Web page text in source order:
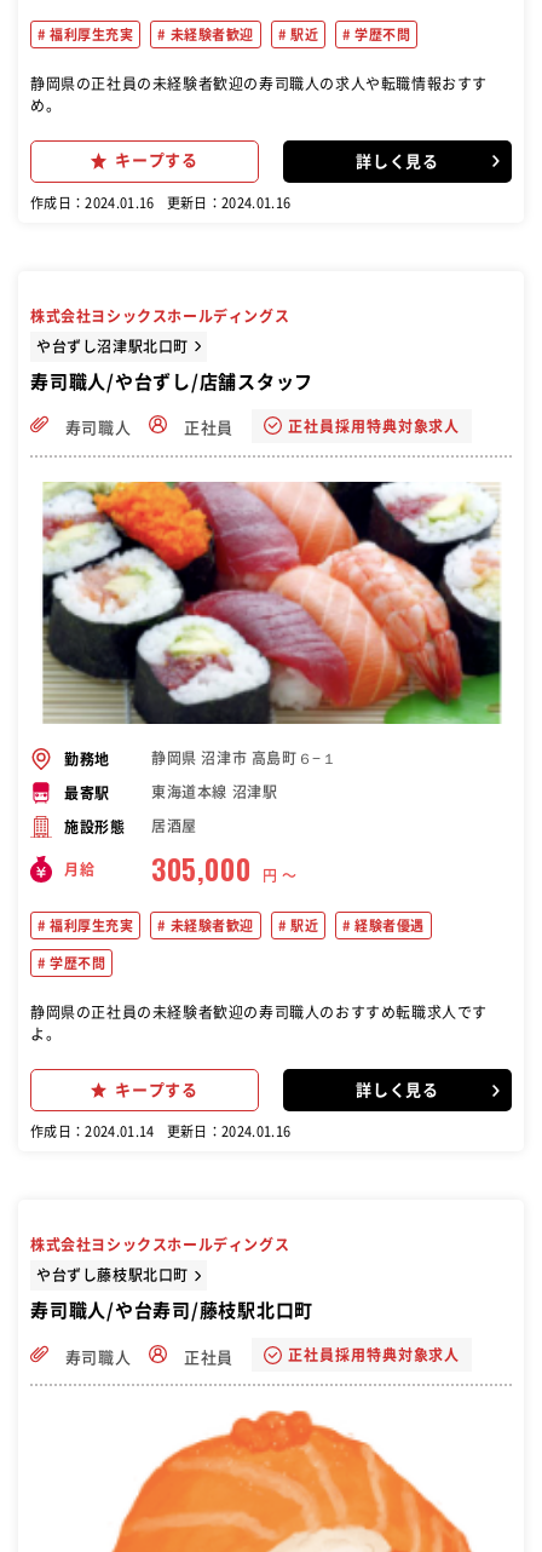
福利厚生充実 未経験者歓迎 駅近 学歴不問
静岡県の正社員の未経験者歓迎の寿司職人の求人や転職情報おすす
め。
キープする 詳しく見る
作成日：2024.01.16 更新日：2024.01.16
株式会社ヨシックスホールディングス
や台ずし沼津駅北口町
寿司職人/や台ずし/店舗スタッフ
寿司職人 正社員 正社員採用特典対象求人
勤務地 静岡県 沼津市 高島町６−１
最寄駅 東海道本線 沼津駅
施設形態 居酒屋
月給 305,000 円 〜
福利厚生充実 未経験者歓迎 駅近 経験者優遇
学歴不問
静岡県の正社員の未経験者歓迎の寿司職人のおすすめ転職求人です
よ。
キープする 詳しく見る
作成日：2024.01.14 更新日：2024.01.16
株式会社ヨシックスホールディングス
や台ずし藤枝駅北口町
寿司職人/や台寿司/藤枝駅北口町
寿司職人 正社員 正社員採用特典対象求人